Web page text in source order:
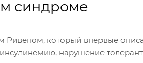
синдроме
Ривеном, который впервые
нарушение